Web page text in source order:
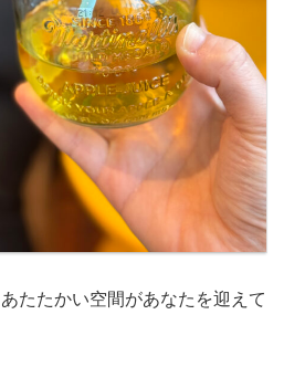
たたかい空間があなたを迎えて